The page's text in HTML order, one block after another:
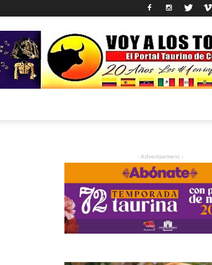
- Advertisement -